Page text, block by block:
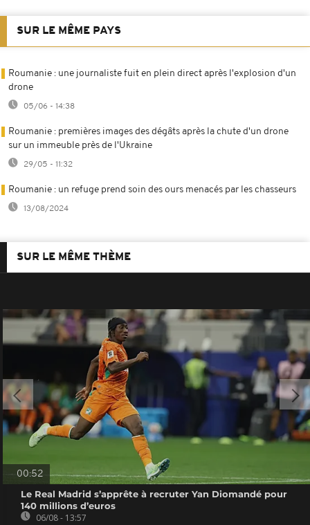
SUR LE MÊME PAYS
Roumanie : une journaliste fuit en plein direct après l'explosion d'un
drone
05/06 - 14:38
Roumanie : premières images des dégâts après la chute d'un drone
sur un immeuble près de l'Ukraine
29/05 - 11:32
Roumanie : un refuge prend soin des ours menacés par les chasseurs
13/08/2024
SUR LE MÊME THÈME
00:52
Le Real Madrid s’apprête à recruter Yan Diomandé pour
140 millions d’euros
06/08 - 13:57